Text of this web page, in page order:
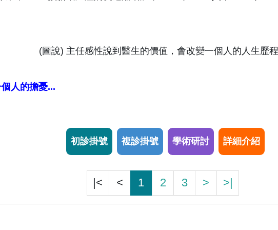
(圖說) 主任感性說到醫生的價值，會改變一個人的人生歷
人的擔憂...
初診掛號 複診掛號 學術研討 詳細介紹
|< < 1 2 3 > >|